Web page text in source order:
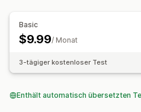
Basic
$9.99/ Monat
3-tägiger kostenloser Test
Enthält automatisch übersetzten